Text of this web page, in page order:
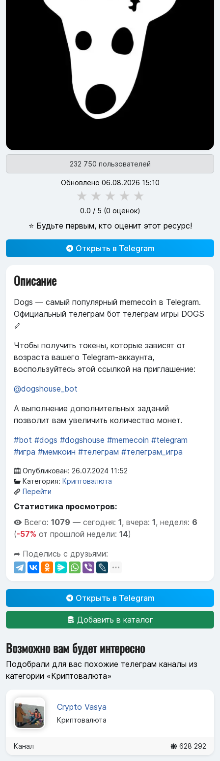
232 750 пользователей
Обновлено 06.08.2026 15:10
★ ★ ★ ★ ★
0.0 / 5 (0 оценок)
⭐ Будьте первым, кто оценит этот ресурс!
Открыть в Telegram
Описание
Dogs — самый популярный memecoin в Telegram.
Официальный телеграм бот телеграм игры DOGS
🦴
Чтобы получить токены, которые зависят от
возраста вашего Telegram-аккаунта,
воспользуйтесь этой ссылкой на приглашение:
@dogshouse_bot
А выполнение дополнительных заданий
позволит вам увеличить количество монет.
#bot #dogs #dogshouse #memecoin #telegram
#игра #мемкоин #телеграм #телеграм_игра
Опубликован: 26.07.2024 11:52
Категория: Криптовалюта
Перейти
Статистика просмотров:
Всего: 1079 — сегодня: 1, вчера: 1, неделя: 6
(-57% от прошлой недели: 14)
➦ Поделись с друзьями:
Открыть в Telegram
Добавить в каталог
Возможно вам будет интересно
Подобрали для вас похожие телеграм каналы из
категории «Криптовалюта»
Crypto Vasya
Криптовалюта
Канал 628 292